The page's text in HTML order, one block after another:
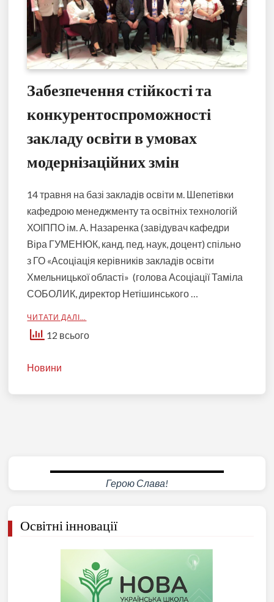
Забезпечення стійкості та
конкурентоспроможності
закладу освіти в умовах
модернізаційних змін
14 травня на базі закладів освіти м. Шепетівки
кафедрою менеджменту та освітніх технологій
ХОІППО ім. А. Назаренка (завідувач кафедри
Віра ГУМЕНЮК, канд. пед. наук, доцент) спільно
з ГО «Асоціація керівників закладів освіти
Хмельницької області» (голова Асоціації Таміла
СОБОЛИК, директор Нетішинського …
ЧИТАТИ ДАЛІ…
12 всього
Новини
Герою Слава!
Освітні інновації